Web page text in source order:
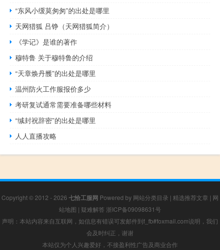
“东风小缓莫匆匆”的出处是哪里
天网猎狐 吕铮（天网猎狐简介）
《学记》是谁的著作
穆特鲁 关于穆特鲁的介绍
“天章焕丹雘”的出处是哪里
温州防火工作服报价多少
考研复试通常需要准备哪些材料
“缄封祝辞密”的出处是哪里
人人直播攻略
Copyright © 2012 - 2026 七恰工服网 Powered by 网站分类目录 | 精选推荐文章 | 网
站地图 | 疑难解答 浙ICP备09098631号
声明：本站内容来自互联网，如信息有错误可发邮件到f_fb#foxmail.com说明，我们
会及时纠正，谢谢
本站仅为个人兴趣爱好，不接盈利性广告及商业合作